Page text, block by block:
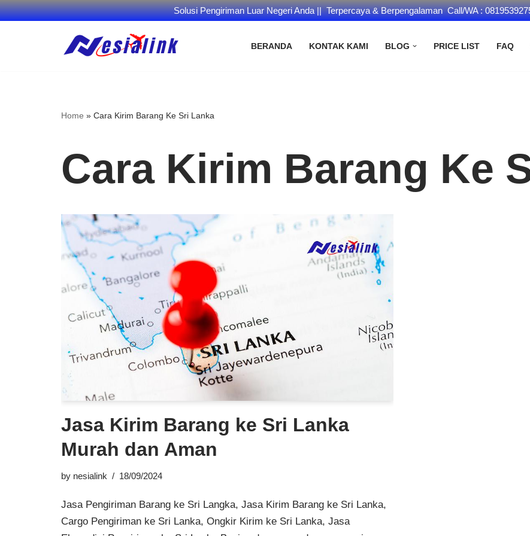
Solusi Pengiriman Luar Negeri Anda || Terpercaya & Berpengalaman Call/WA :
BERANDA KONTAK KAMI BLOG PRICE LIST FAQ
Home » Cara Kirim Barang Ke Sri Lanka
Cara Kirim Barang Ke
Jasa Kirim Barang ke Sri Lanka
Murah dan Aman
by nesialink 18/09/2024
Jasa Pengiriman Barang ke Sri Langka, Jasa Kirim Barang ke Sri Lanka,
Cargo Pengiriman ke Sri Lanka, Ongkir Kirim ke Sri Lanka, Jasa